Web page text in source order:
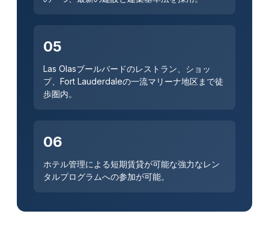
05
Las Olasブールバードのレストラン、ショッ
プ、Fort Lauderdaleの一流マリーナ地区まで徒
歩圏内。
06
ホテル管理による短期賃貸が可能な強力なレン
タルプログラムへの参加が可能。